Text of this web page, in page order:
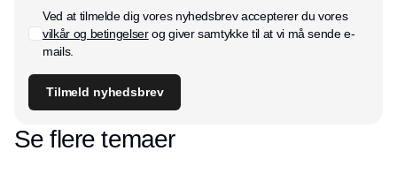
Ved at tilmelde dig vores nyhedsbrev accepterer du vores
vilkår og betingelserog giver samtykke til at vi må sende e-
mails.
Tilmeld nyhedsbrev
Se flere temaer